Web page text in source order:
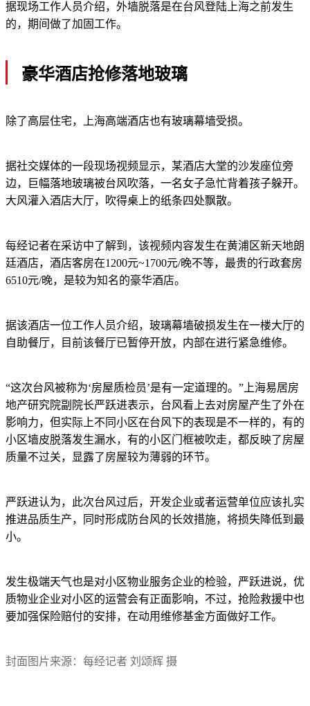
据现场工作人员介绍，外墙脱落是在台风登陆上海之前发生
的，期间做了加固工作。
豪华酒店抢修落地玻璃
除了高层住宅，上海高端酒店也有玻璃幕墙受损。
据社交媒体的一段现场视频显示，某酒店大堂的沙发座位旁
边，巨幅落地玻璃被台风吹落，一名女子急忙背着孩子躲开。
大风灌入酒店大厅，吹得桌上的纸条四处飘散。
每经记者在采访中了解到，该视频内容发生在黄浦区新天地朗
廷酒店，酒店客房在1200元~1700元/晚不等，最贵的行政套房
6510元/晚，是较为知名的豪华酒店。
据该酒店一位工作人员介绍，玻璃幕墙破损发生在一楼大厅的
自助餐厅，目前该餐厅已暂停开放，内部在进行紧急维修。
“这次台风被称为‘房屋质检员’是有一定道理的。”上海易居房
地产研究院副院长严跃进表示，台风看上去对房屋产生了外在
影响力，但实际上不同小区在台风下的表现是不一样的，有的
小区墙皮脱落发生漏水，有的小区门框被吹走，都反映了房屋
质量不过关，显露了房屋较为薄弱的环节。
严跃进认为，此次台风过后，开发企业或者运营单位应该扎实
推进品质生产，同时形成防台风的长效措施，将损失降低到最
小。
发生极端天气也是对小区物业服务企业的检验，严跃进说，优
质物业企业对小区的运营会有正面影响，不过，抢险救援中也
要加强保险赔付的安排，在动用维修基金方面做好工作。
封面图片来源：每经记者 刘颂辉 摄